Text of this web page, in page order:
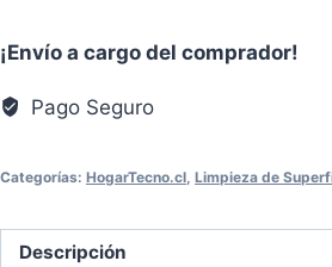
¡Envío a cargo del comprador!
Pago Seguro
Categorías: HogarTecno.cl Limpieza de
Descripción